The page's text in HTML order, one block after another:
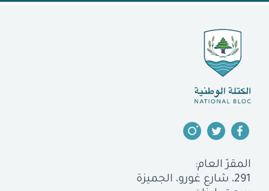
المقرّ العام:
291، شارع غورو، الجميزة